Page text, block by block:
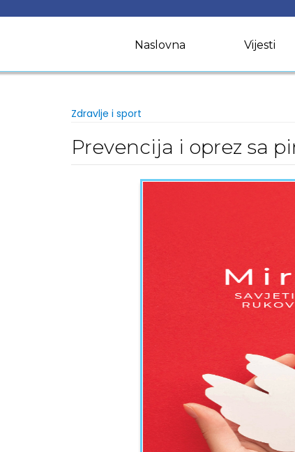
Naslovna Vijesti
Zdravlje i sport
Prevencija i oprez sa